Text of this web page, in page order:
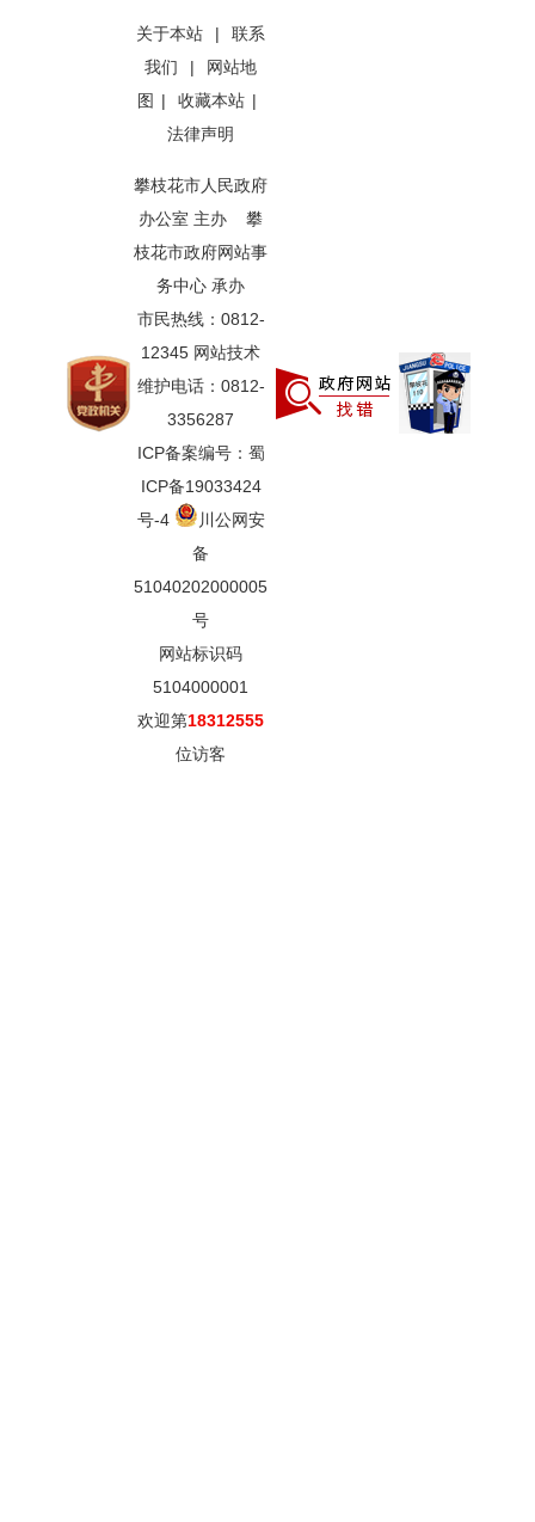
关于本站 |
联系
我们
|
网站地
图 | 收藏本站 |
法律声明
攀枝花市人民政府
办公室 主办 攀
枝花市政府网站事
务中心 承办
市民热线：0812-
12345 网站技术
维护电话：0812-
3356287
ICP备案编号：蜀
ICP备19033424
号-4
川公网安
备
51040202000005
号
网站标识码
5104000001
欢迎第18312555
位访客